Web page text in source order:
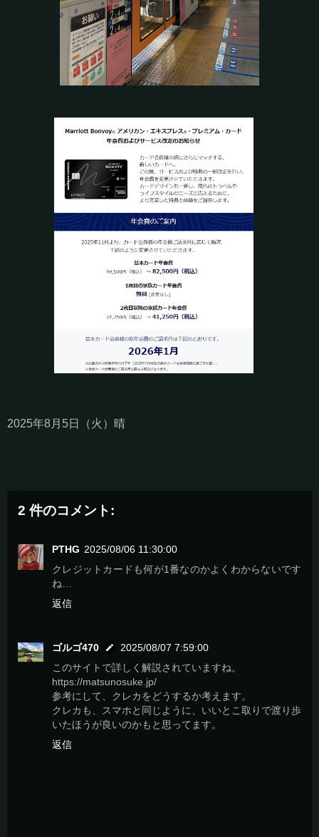
2025年8月5日（火）晴
2 件のコメント:
PTHG 2025/08/06 11:30:00
クレジットカードも何が1番なのかよくわからないです
ね…
返信
ゴルゴ470
2025/08/07 7:59:00
このサイトで詳しく解説されていますね。
https://matsunosuke.jp/
参考にして、クレカをどうするか考えます。
クレカも、スマホと同じように、いいとこ取りで渡り歩
いたほうが良いのかもと思ってます。
返信